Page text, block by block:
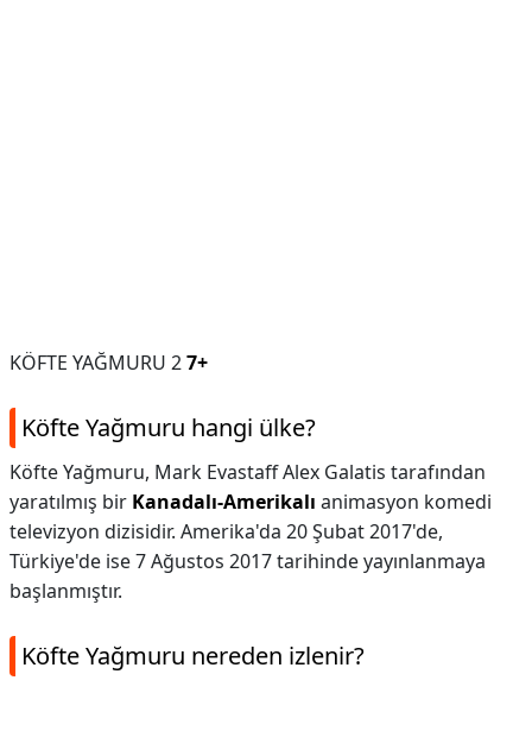
KÖFTE YAĞMURU 27+
Köfte Yağmuru hangi ülke?
Köfte Yağmuru, Mark Evastaff Alex Galatis tarafından
yaratılmış bir Kanadalı-Amerikalı animasyon komedi
televizyon dizisidir. Amerika'da 20 Şubat 2017'de,
Türkiye'de ise 7 Ağustos 2017 tarihinde yayınlanmaya
başlanmıştır.
Köfte Yağmuru nereden izlenir?